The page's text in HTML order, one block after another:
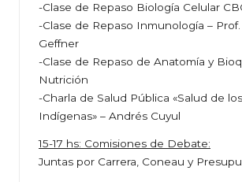
-Clase de Repaso Biología Celular
-Clase de Repaso Inmunología – Prof.
Geffner
-Clase de Repaso de Anatomía y
Nutrición
-Charla de Salud Pública «Salud de
Indígenas» – Andrés Cuyul
15-17 hs: Comisiones de Debate:
Juntas por Carrera, Coneau y